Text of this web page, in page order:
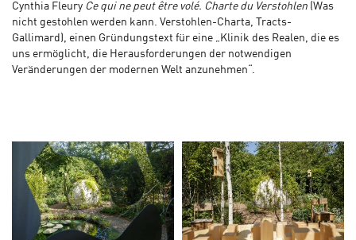
Cynthia Fleury Ce qui ne peut être volé. Charte du Verstohlen (Was
nicht gestohlen werden kann. Verstohlen-Charta, Tracts-
Gallimard), einen Gründungstext für eine „Klinik des Realen, die es
uns ermöglicht, die Herausforderungen der notwendigen
Veränderungen der modernen Welt anzunehmen“.